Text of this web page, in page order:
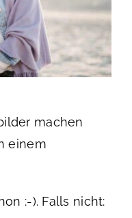
machen
einem
:-). Falls nicht: